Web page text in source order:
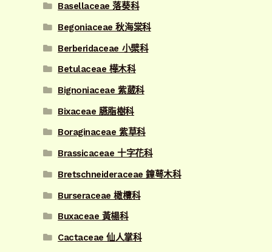
Basellaceae 落葵科
Begoniaceae 秋海棠科
Berberidaceae 小檗科
Betulaceae 樺木科
Bignoniaceae 紫葳科
Bixaceae 臙脂樹科
Boraginaceae 紫草科
Brassicaceae 十字花科
Bretschneideraceae 鐘萼木科
Burseraceae 橄欖科
Buxaceae 黃楊科
Cactaceae 仙人掌科